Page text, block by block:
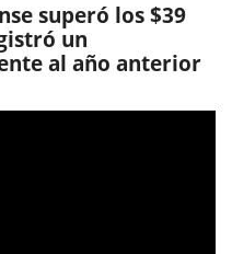
superó los $39
un
al año anterior